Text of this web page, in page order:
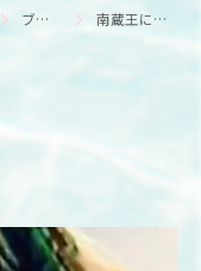
ブログ 南蔵王にある